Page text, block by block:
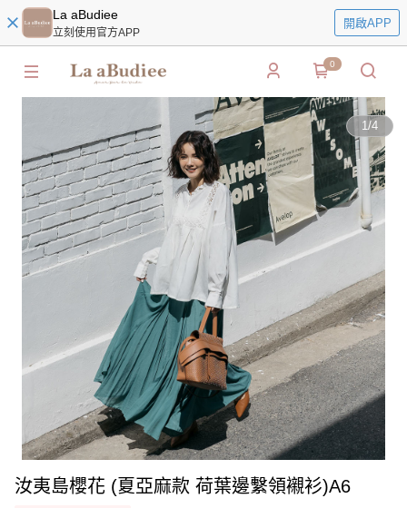
La aBudiee
立刻使用官方APP
開啟APP
0
1/4
汝夷島櫻花 (夏亞麻款 荷葉邊繫領襯衫)A6